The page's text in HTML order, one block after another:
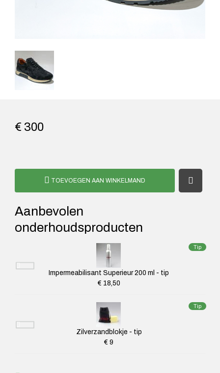
€ 300
TOEVOEGEN AAN WINKELMAND
Aanbevolen
onderhoudsproducten
Tip
Impermeabilisant Superieur 200 ml - tip
€ 18,50
Tip
Zilverzandblokje - tip
€ 9